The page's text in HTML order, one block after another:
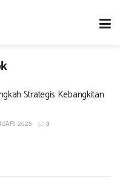
Strategis Kebangkitan
2025 3